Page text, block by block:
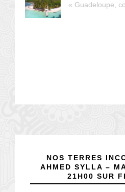
« Guadeloupe,
NOS TERRES
AHMED SYLLA –
21H00 SUR